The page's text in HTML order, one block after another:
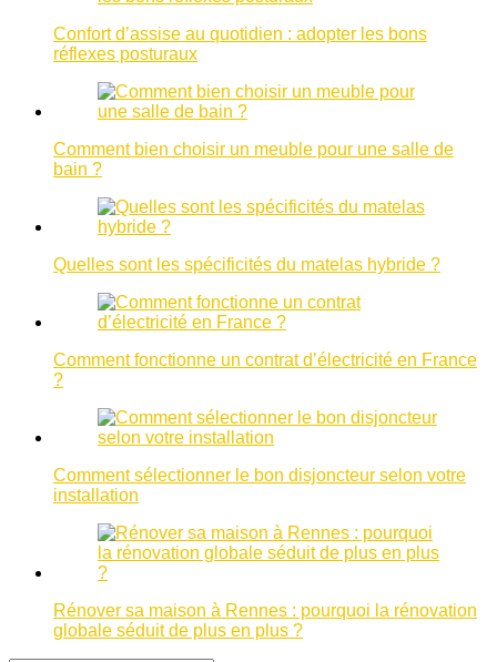
Confort d’assise au quotidien : adopter les bons
réflexes posturaux
Comment bien choisir un meuble pour une salle de
bain ?
Quelles sont les spécificités du matelas hybride ?
Comment fonctionne un contrat d’électricité en France
?
Comment sélectionner le bon disjoncteur selon votre
installation
Rénover sa maison à Rennes : pourquoi la rénovation
globale séduit de plus en plus ?